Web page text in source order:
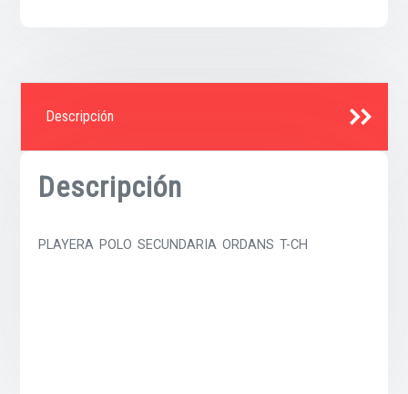
Descripción
Descripción
PLAYERA POLO SECUNDARIA ORDANS T-CH